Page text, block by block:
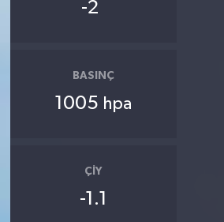
-2
BASINÇ
1005 hpa
ÇIY
-1.1